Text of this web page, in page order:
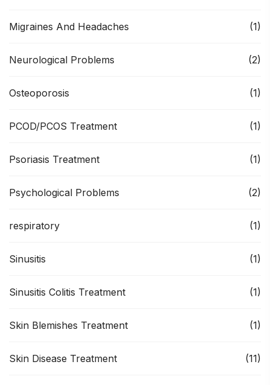
Migraines And Headaches (1)
Neurological Problems (2)
Osteoporosis (1)
PCOD/PCOS Treatment (1)
Psoriasis Treatment (1)
Psychological Problems (2)
respiratory (1)
Sinusitis (1)
Sinusitis Colitis Treatment (1)
Skin Blemishes Treatment (1)
Skin Disease Treatment (11)